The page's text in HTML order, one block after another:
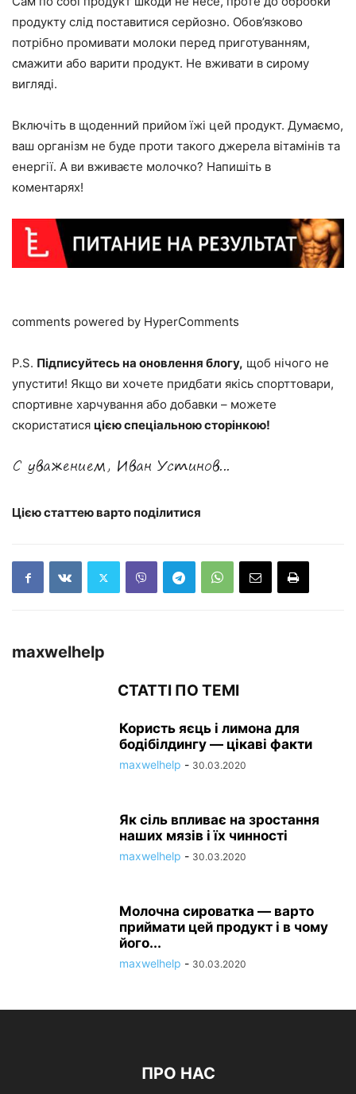
продукту слід поставитися серйозно. Обов’язково
потрібно промивати молоки перед приготуванням,
смажити або варити продукт. Не вживати в сирому
вигляді.
Включіть в щоденний прийом їжі цей продукт. Думаємо,
ваш організм не буде проти такого джерела вітамінів та
енергії. А ви вживаєте молочко? Напишіть в
коментарях!
comments powered by HyperComments
P.S. Підписуйтесь на оновлення блогу, щоб нічого не
упустити! Якщо ви хочете придбати якісь спорттовари,
спортивне харчування або добавки – можете
скористатися цією спеціальною сторінкою!
Цією статтею варто поділитися
maxwelhelp
СТАТТІ ПО ТЕМІ
Користь яєць і лимона для
бодібілдингу — цікаві факти
maxwelhelp - 30.03.2020
Як сіль впливає на зростання
наших мязів і їх чинності
maxwelhelp - 30.03.2020
Молочна сироватка — варто
приймати цей продукт і в чому
його...
maxwelhelp - 30.03.2020
ПРО НАС